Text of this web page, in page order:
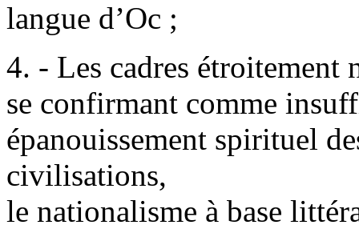
langue d’Oc ;
4. - Les cadres étroitement
se confirmant comme
épanouissement spirituel
civilisations,
le nationalisme à base